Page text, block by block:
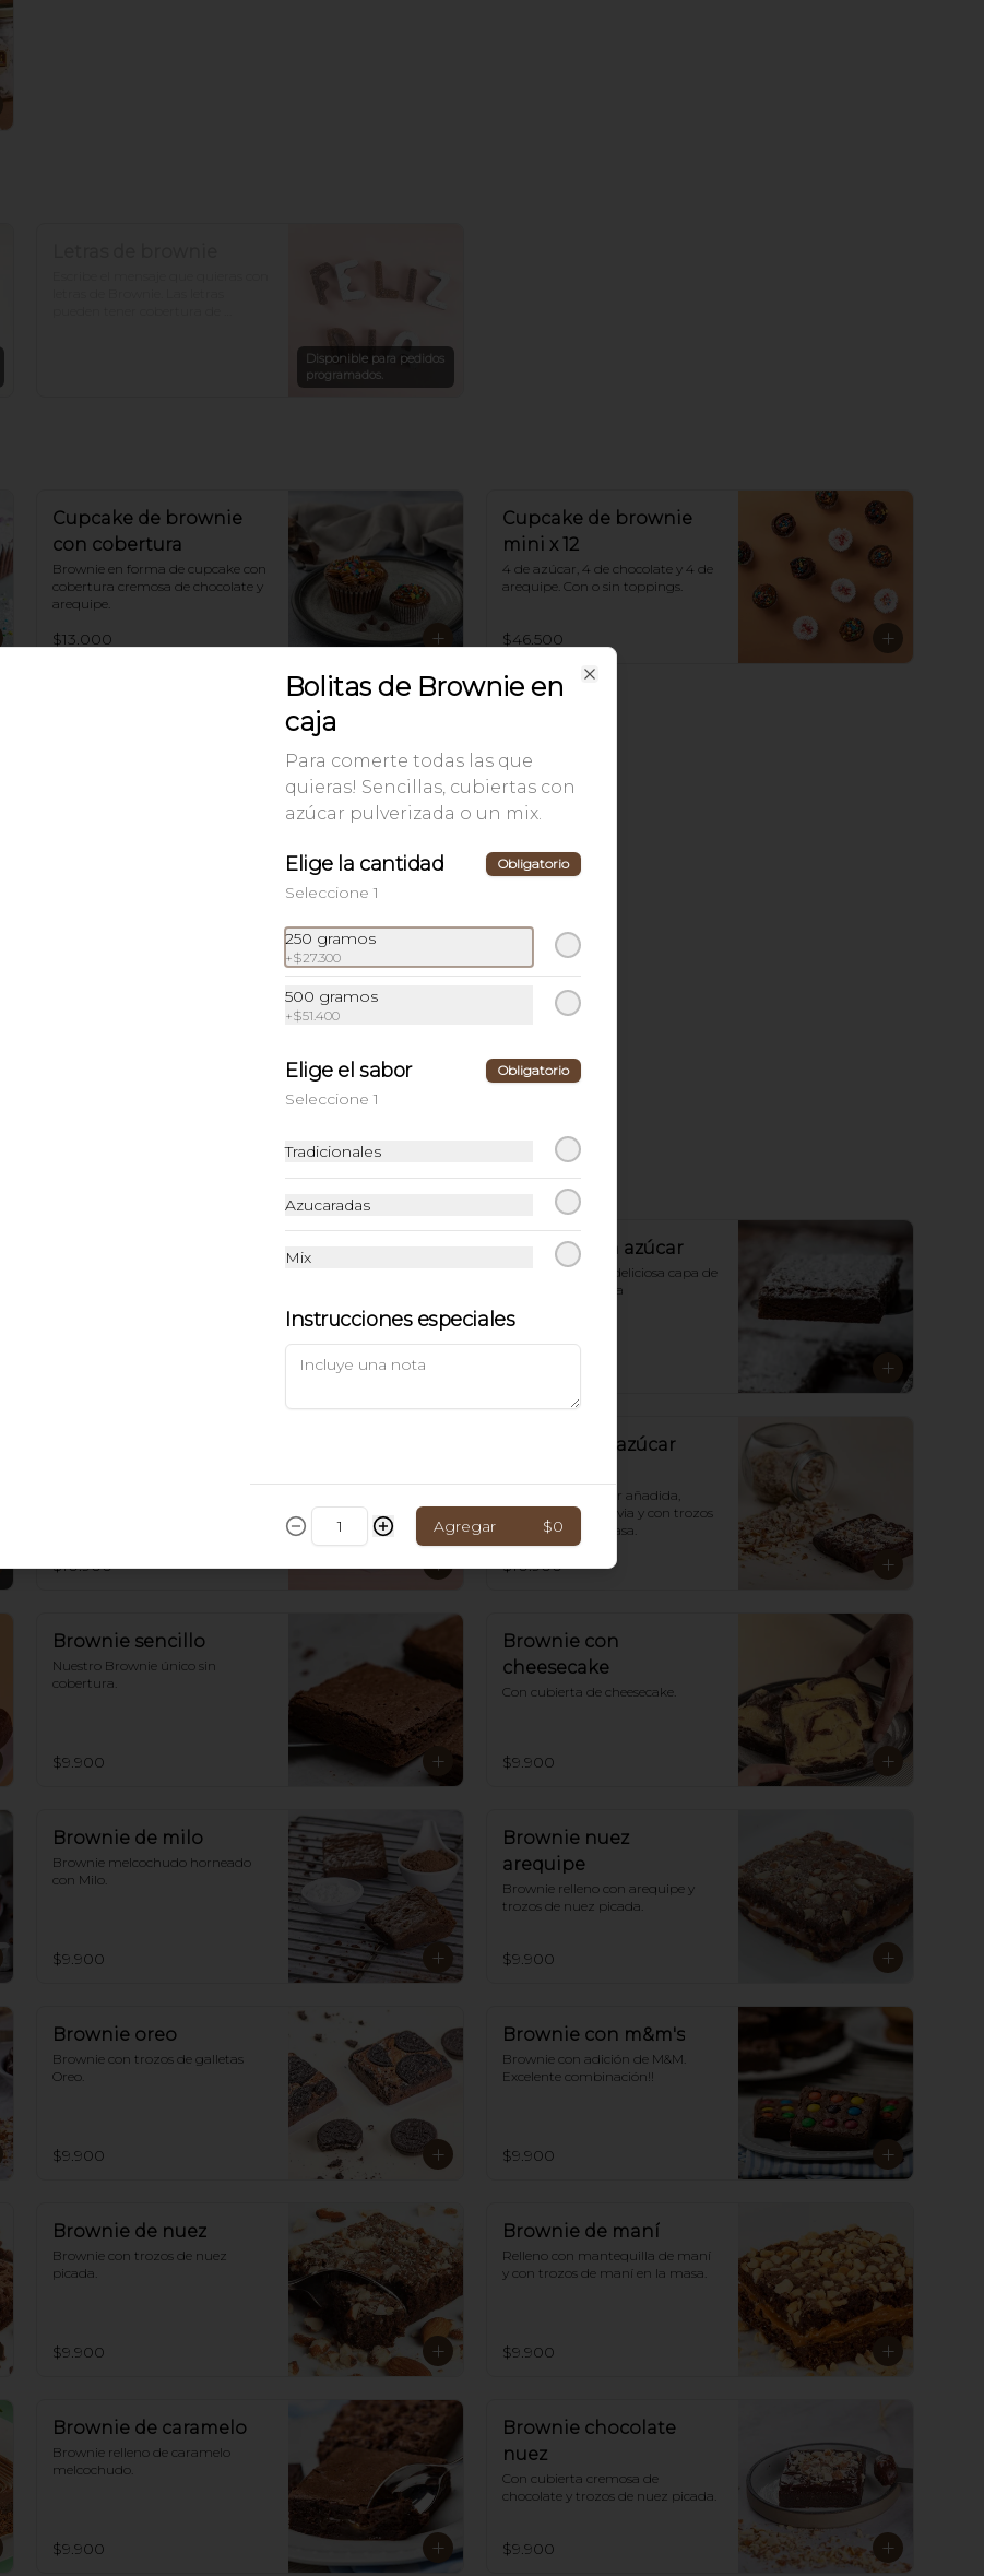
Disponible para pedidos
programados.
Cupcake de brownie
con cobertura
Brownie en forma de cupcake con
cobertura cremosa de chocolate y
arequipe.
$13.000
Cupcake de brownie
mini x 12
4 de azúcar, 4 de chocolate y 4 de
arequipe. Con o sin toppings.
$46.500
Brownie con azúcar
Brownie con una deliciosa capa de
azúcar pulverizada
$10.900
Brownie sin azúcar
Brownie sin azúcar añadida,
endulzado con stevia y con trozos
de nueces en la masa.
$10.900
Brownie sencillo
Nuestro Brownie único sin
cobertura.
$9.900
Brownie con
cheesecake
Con cubierta de cheesecake.
$9.900
Brownie de milo
Brownie melcochudo horneado
con Milo.
$9.900
Brownie nuez
arequipe
Brownie relleno con arequipe y
trozos de nuez picada.
$9.900
Brownie oreo
Brownie con trozos de galletas
Oreo.
$9.900
Brownie con m&m's
Brownie con adición de M&M.
Excelente combinación!!
$9.900
Brownie de nuez
Brownie con trozos de nuez
picada.
$9.900
Brownie de maní
Relleno con mantequilla de maní
y con trozos de maní en la masa.
$9.900
Brownie de caramelo
Brownie relleno de caramelo
melcochudo.
$9.900
Brownie chocolate
nuez
Con cubierta cremosa de
chocolate y trozos de nuez picada.
$9.900
Bolitas de Brownie en
caja
Para comerte todas las que
quieras! Sencillas, cubiertas con
azúcar pulverizada o un mix.
Elige la cantidad Obligatorio
Seleccione 1
250 gramos
+$27.300
500 gramos
+$51.400
Elige el sabor Obligatorio
Seleccione 1
Tradicionales
Azucaradas
Mix
Instrucciones especiales
Agregar $0